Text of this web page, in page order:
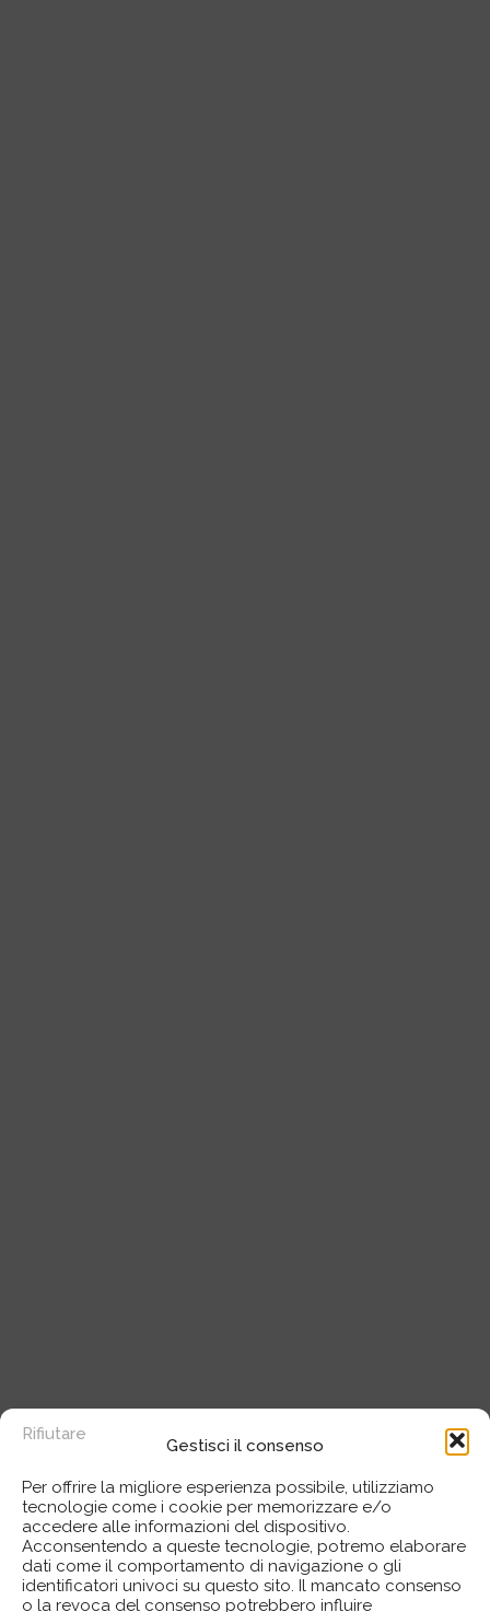
Gestisci il consenso
Per offrire la migliore esperienza possibile, utilizziamo
tecnologie come i cookie per memorizzare e/o
accedere alle informazioni del dispositivo.
Acconsentendo a queste tecnologie, potremo elaborare
dati come il comportamento di navigazione o gli
identificatori univoci su questo sito. Il mancato consenso
o la revoca del consenso potrebbero influire
Rifiutare